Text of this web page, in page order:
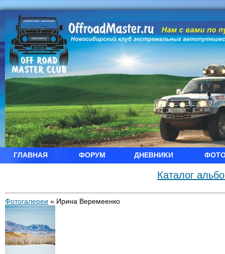
ГЛАВНАЯ ФОРУМ ДНЕВНИКИ
Каталог
Фотогалереи » Ирина Веремеенко